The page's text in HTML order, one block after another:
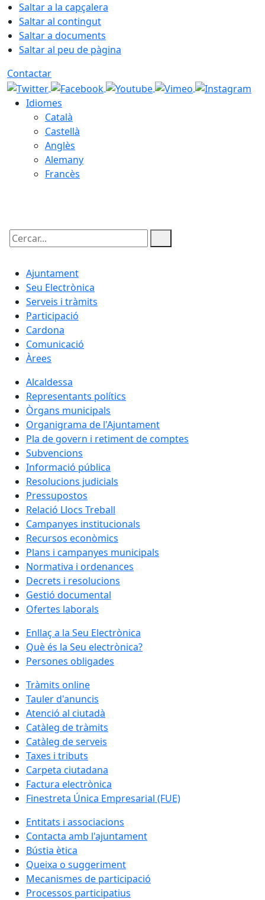
Saltar a la capçalera
Saltar al contingut
Saltar a documents
Saltar al peu de pàgina
Contactar
Idiomes
Català
Castellà
Anglès
Alemany
Francès
Cercar:
Ajuntament
Seu Electrònica
Serveis i tràmits
Participació
Cardona
Comunicació
Àrees
Alcaldessa
Representants polítics
Òrgans municipals
Organigrama de l'Ajuntament
Pla de govern i retiment de comptes
Subvencions
Informació pública
Resolucions judicials
Pressupostos
Relació Llocs Treball
Campanyes institucionals
Recursos econòmics
Plans i campanyes municipals
Normativa i ordenances
Decrets i resolucions
Gestió documental
Ofertes laborals
Enllaç a la Seu Electrònica
Què és la Seu electrònica?
Persones obligades
Tràmits online
Tauler d'anuncis
Atenció al ciutadà
Catàleg de tràmits
Catàleg de serveis
Taxes i tributs
Carpeta ciutadana
Factura electrònica
Finestreta Única Empresarial (FUE)
Entitats i associacions
Contacta amb l'ajuntament
Bústia ètica
Queixa o suggeriment
Mecanismes de participació
Processos participatius